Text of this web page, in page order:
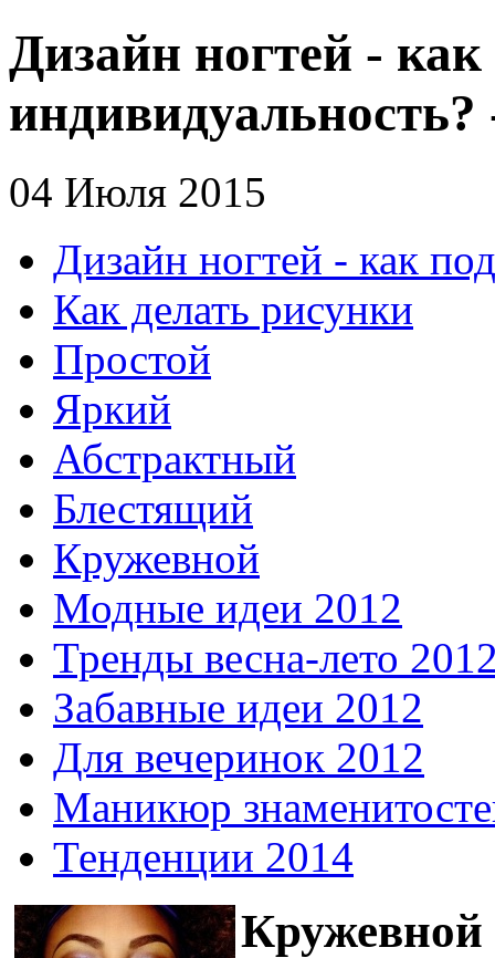
Дизайн ногтей -
04 Июля 2015
Дизайн ногтей - как
Как делать рисунки
Простой
Яркий
Абстрактный
Блестящий
Кружевной
Модные идеи 2012
Тренды весна-лето
Забавные идеи 2012
Для вечеринок 2012
Маникюр
Тенденции 2014
Кружевной